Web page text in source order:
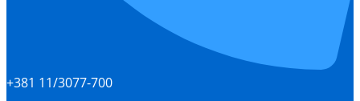
+381 11/3077-700